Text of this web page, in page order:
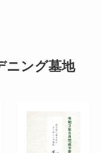
ニング墓地